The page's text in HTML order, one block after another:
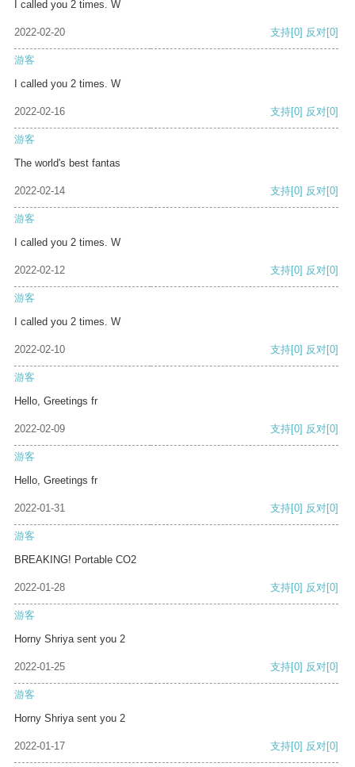
I called you 2 times. W
2022-02-20 支持[0] 反对[0]
游客
I called you 2 times. W
2022-02-16 支持[0] 反对[0]
游客
The world's best fantas
2022-02-14 支持[0] 反对[0]
游客
I called you 2 times. W
2022-02-12 支持[0] 反对[0]
游客
I called you 2 times. W
2022-02-10 支持[0] 反对[0]
游客
Hello, Greetings fr
2022-02-09 支持[0] 反对[0]
游客
Hello, Greetings fr
2022-01-31 支持[0] 反对[0]
游客
BREAKING! Portable CO2
2022-01-28 支持[0] 反对[0]
游客
Horny Shriya sent you 2
2022-01-25 支持[0] 反对[0]
游客
Horny Shriya sent you 2
2022-01-17 支持[0] 反对[0]